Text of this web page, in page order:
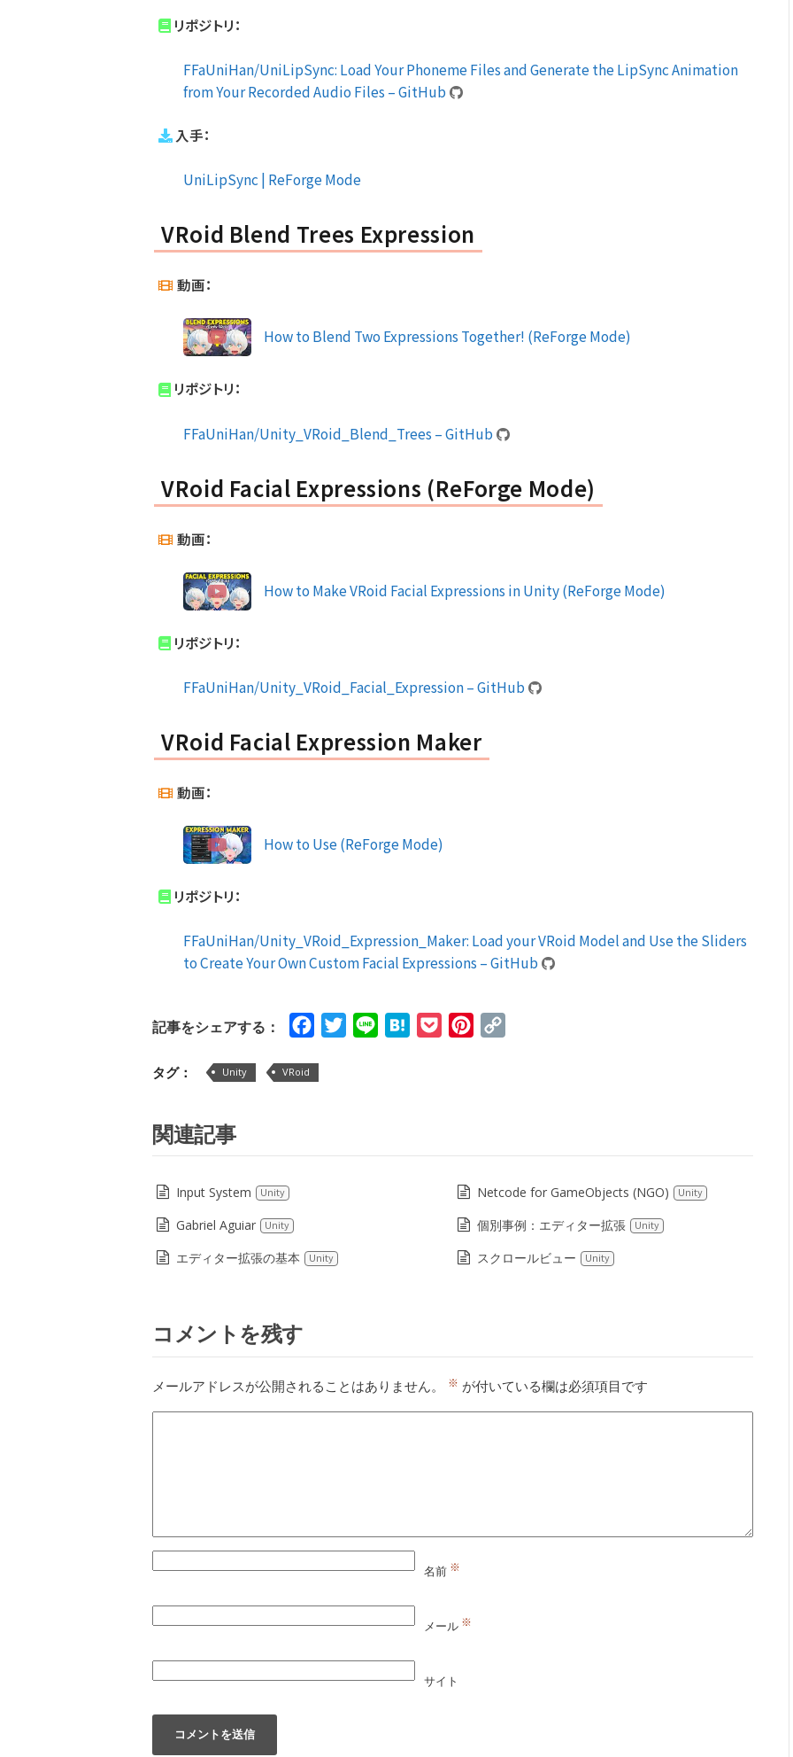
リポジトリ：
FFaUniHan/UniLipSync: Load Your Phoneme Files and Generate the LipSync Animation
from Your Recorded Audio Files – GitHub
入手：
UniLipSync | ReForge Mode
VRoid Blend Trees Expression
動画：
How to Blend Two Expressions Together! (ReForge Mode)
リポジトリ：
FFaUniHan/Unity_VRoid_Blend_Trees – GitHub
VRoid Facial Expressions (ReForge Mode)
動画：
How to Make VRoid Facial Expressions in Unity (ReForge Mode)
リポジトリ：
FFaUniHan/Unity_VRoid_Facial_Expression – GitHub
VRoid Facial Expression Maker
動画：
How to Use (ReForge Mode)
リポジトリ：
FFaUniHan/Unity_VRoid_Expression_Maker: Load your VRoid Model and Use the Sliders
to Create Your Own Custom Facial Expressions – GitHub
記事をシェアする： FacebookTwitterLine HatenaPocketPinterest
タグ： Unity VRoid
関連記事
Input System Unity Netcode for GameObjects (NGO) Unity
Gabriel Aguiar Unity 個別事例：エディター拡張 Unity
エディター拡張の基本 Unity スクロールビュー Unity
コメントを残す
メールアドレスが公開されることはありません。 ※ が付いている欄は必須項目です
名前 ※
メール ※
サイト